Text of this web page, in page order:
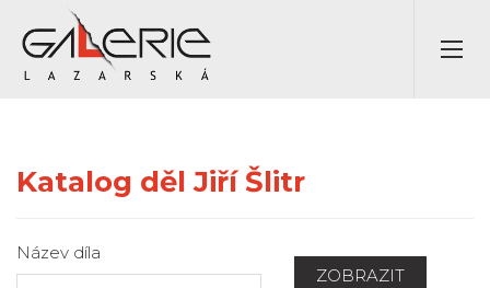
Katalog děl Jiří Šlitr
Název díla
ZOBRAZIT